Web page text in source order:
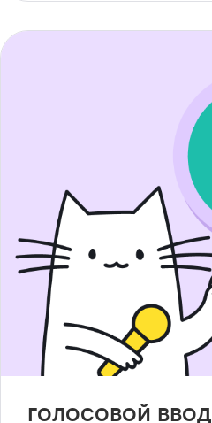
голосовой